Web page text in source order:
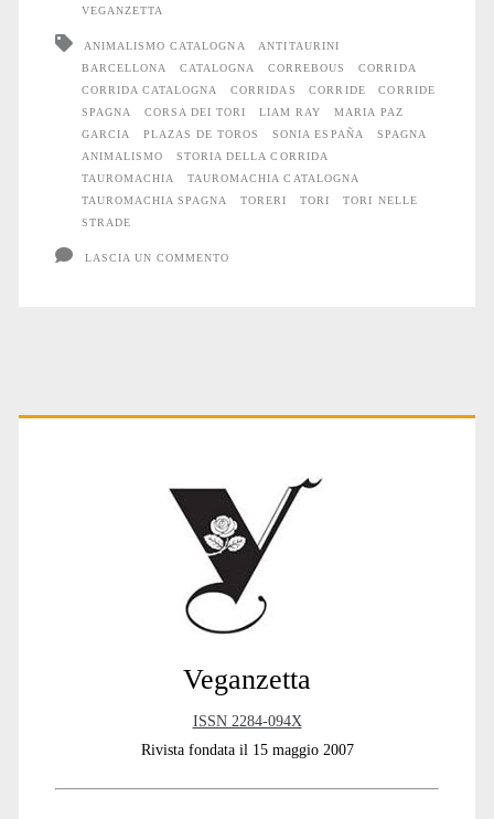
Catalogna
attuale
VEGANZETTA
ANIMALISMO CATALOGNA
ANTITAURINI
BARCELLONA
CATALOGNA CORREBOUS
CORRIDA
CORRIDA CATALOGNA
CORRIDAS CORRIDE
CORRIDE
SPAGNA
CORSA DEI TORI LIAM RAY
MARIA PAZ
GARCIA
PLAZAS DE TOROS SONIA ESPAÑA
SPAGNA
ANIMALISMO
STORIA DELLA CORRIDA
TAUROMACHIA
TAUROMACHIA CATALOGNA
TAUROMACHIA SPAGNA
TORERI TORI
TORI NELLE
STRADE
LASCIA UN COMMENTO
Primary
Veganzetta
ISSN 2284-094X
Rivista fondata il 15 maggio 2007